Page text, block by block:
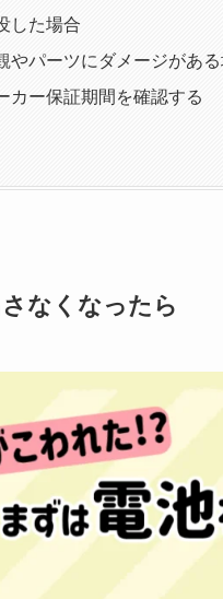
した場合
やパーツにダメージがあ
カー保証期間を確認する
なくなったら